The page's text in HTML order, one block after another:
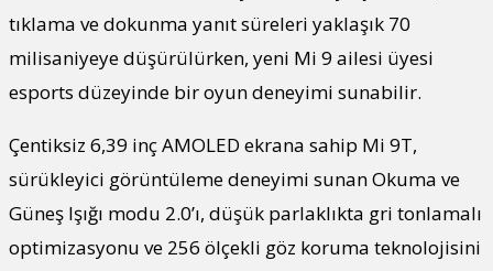
tıklama ve dokunma yanıt süreleri yaklaşık 70
milisaniyeye düşürülürken, yeni Mi 9 ailesi üyesi
esports düzeyinde bir oyun deneyimi sunabilir.
Çentiksiz 6,39 inç AMOLED ekrana sahip Mi 9T,
sürükleyici görüntüleme deneyimi sunan Okuma ve
Güneş Işığı modu 2.0’ı, düşük parlaklıkta gri tonlamalı
optimizasyonu ve 256 ölçekli göz koruma teknolojisini